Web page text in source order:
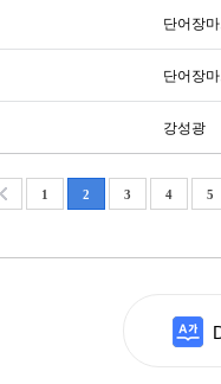
단어장
단어장
강성광
1 2 3 4 5